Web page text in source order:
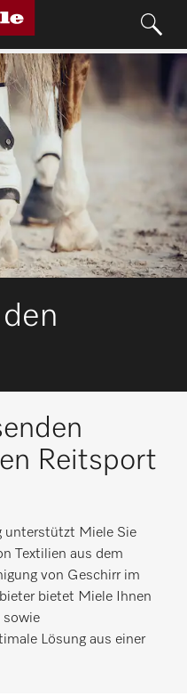
Reitsport
unterstützt Miele Sie
Textilien aus dem
von Geschirr im
bietet Miele Ihnen
sowie
Lösung aus einer